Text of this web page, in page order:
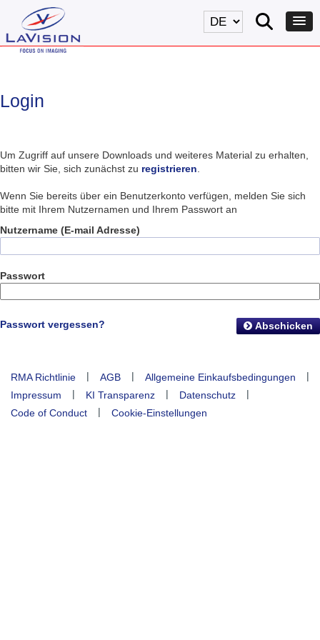
Login
Um Zugriff auf unsere Downloads und weiteres Material zu erhalten,
bitten wir Sie, sich zunächst zu registrieren
Wenn Sie bereits über ein Benutzerkonto verfügen, melden Sie sich
bitte mit Ihrem Nutzernamen und Ihrem Passwort an
Nutzername (E-mail Adresse)
Passwort
Passwort vergessen? Abschicken
RMA Richtlinie | AGB | Allgemeine Einkaufsbedingungen
|
Impressum
| KI Transparenz | Datenschutz
|
Code of Conduct
| Cookie-Einstellungen